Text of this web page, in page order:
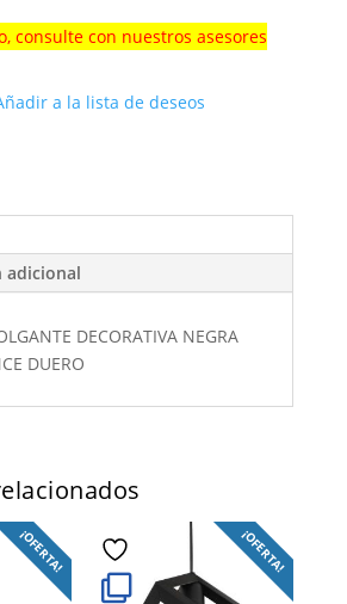
consulte con nuestros asesores
a la lista de deseos
adicional
DECORATIVA NEGRA
DUERO
¡OFERTA! ¡OFERTA!